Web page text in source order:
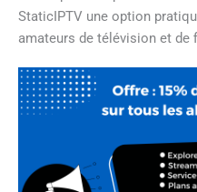
StaticIPTV une option
amateurs de télévision et de